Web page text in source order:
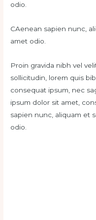
odio.
CAenean sapien nunc,
amet odio.
Proin gravida nibh vel
sollicitudin, lorem quis
consequat ipsum, nec
ipsum dolor sit amet,
sapien nunc, aliquam et
odio.